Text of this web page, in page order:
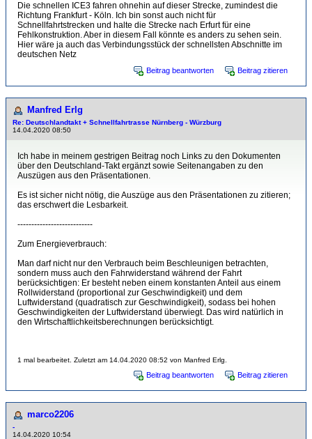
Die schnellen ICE3 fahren ohnehin auf dieser Strecke, zumindest die
Richtung Frankfurt - Köln. Ich bin sonst auch nicht für
Schnellfahrtstrecken und halte die Strecke nach Erfurt für eine
Fehlkonstruktion. Aber in diesem Fall könnte es anders zu sehen sein.
Hier wäre ja auch das Verbindungsstück der schnellsten Abschnitte im
deutschen Netz
Beitrag beantworten Beitrag zitieren
Manfred Erlg
Re: Deutschlandtakt + Schnellfahrtrasse Nürnberg - Würzburg
14.04.2020 08:50
Ich habe in meinem gestrigen Beitrag noch Links zu den Dokumenten
über den Deutschland-Takt ergänzt sowie Seitenangaben zu den
Auszügen aus den Präsentationen.
Es ist sicher nicht nötig, die Auszüge aus den Präsentationen zu zitieren;
das erschwert die Lesbarkeit.
---------------------------
Zum Energieverbrauch:
Man darf nicht nur den Verbrauch beim Beschleunigen betrachten,
sondern muss auch den Fahrwiderstand während der Fahrt
berücksichtigen: Er besteht neben einem konstanten Anteil aus einem
Rollwiderstand (proportional zur Geschwindigkeit) und dem
Luftwiderstand (quadratisch zur Geschwindigkeit), sodass bei hohen
Geschwindigkeiten der Luftwiderstand überwiegt. Das wird natürlich in
den Wirtschaftlichkeitsberechnungen berücksichtigt.
1 mal bearbeitet. Zuletzt am 14.04.2020 08:52 von Manfred Erlg.
Beitrag beantworten Beitrag zitieren
marco2206
-
14.04.2020 10:54